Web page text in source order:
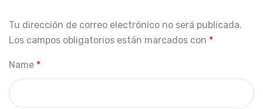
Tu dirección de correo electrónico no será publicada.
Los campos obligatorios están marcados con *
Name *